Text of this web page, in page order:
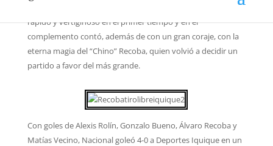
rápido y vertiginoso en el primer tiempo y en el
complemento contó, además de con un gran coraje, con la
eterna magia del “Chino” Recoba, quien volvió a decidir un
partido a favor del más grande.
Con goles de Alexis Rolín, Gonzalo Bueno, Álvaro Recoba y
Matías Vecino, Nacional goleó 4-0 a Deportes Iquique en un